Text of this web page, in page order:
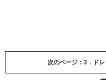
次のページ：3．ド